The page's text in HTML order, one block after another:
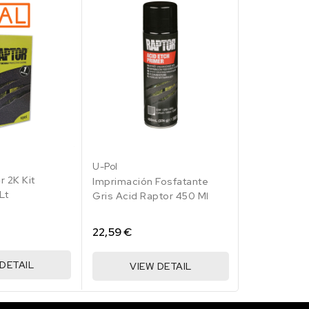
2K Kit
U-Pol
Imprimación Fosfatante
Gris Acid Raptor 450 Ml
22,59 €
VIEW DETAIL